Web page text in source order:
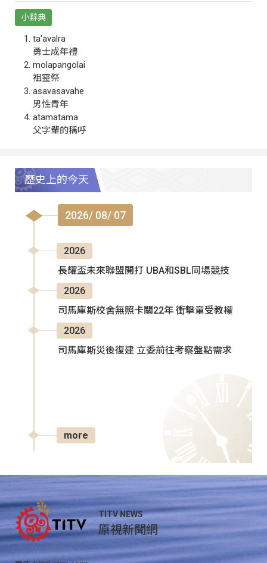
小辭典
ta‘avalra
勇士成年禮
molapangolai
祖靈祭
asavasavahe
男性青年
atamatama
父字輩的稱呼
歷史上的今天
2026/ 08/ 07
2026
長耀盃未來聯盟開打 UBA和SBL同場競技
2026
司馬庫斯校舍無照卡關22年 衝擊童受教權
2026
司馬庫斯災後復建 立委前往考察盤點需求
more
TITV NEWS
原視新聞網